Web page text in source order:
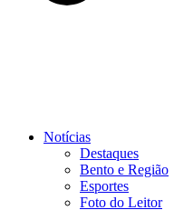
Notícias
Destaques
Bento e Região
Esportes
Foto do Leitor